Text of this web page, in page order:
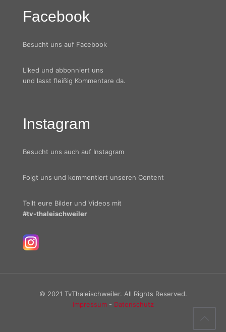
Facebook
Besucht uns auf Facebook
Liked und abbonniert uns
und lasst fleißig Kommentare da.
Instagram
Besucht uns auch auf Instagram
Folgt uns und kommentiert unseren Content
Teilt eure Bilder und Videos mit
#tv-thaleischweiler
© 2021 TvThaleischweiler. All Rights Reserved.
Impressum- Datenschutz